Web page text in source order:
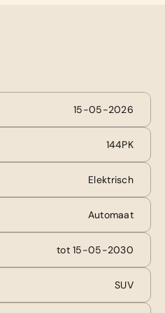
15-05-2026
144PK
Elektrisch
Automaat
tot 15-05-2030
SUV